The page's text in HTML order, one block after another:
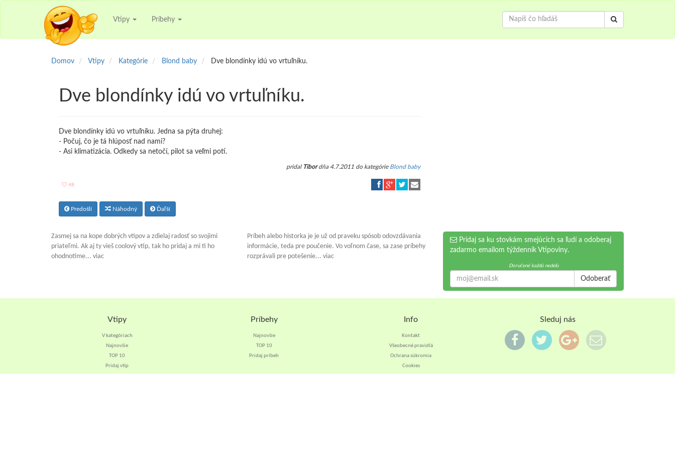
Vtipy Príbehy
Domov Vtipy Kategórie Blond baby Dve blondínky idú vo vrtuľníku.
Dve blondínky idú vo vrtuľníku.
Dve blondínky idú vo vrtuľníku. Jedna sa pýta druhej:
- Počuj, čo je tá hlúposť nad nami?
- Asi klimatizácia. Odkedy sa netočí, pilot sa veľmi potí.
pridal Tibordňa 4.7.2011 do kategórie Blond baby
48
Predošlí Náhodný Ďaľší
Zasmej sa na kope dobrých vtipov a zdielaj radosť so svojimi
priateľmi. Ak aj ty vieš coolový vtip, tak ho pridaj a mi ti ho
ohodnotíme... viac
Príbeh alebo historka je je už od praveku spósob odovzdávania
informácie, teda pre poučenie. Vo voľnom čase, sa zase príbehy
rozprávali pre potešenie... viac
Pridaj sa ku stovkám smejúcich sa ľudí a odoberaj
zadarmo emailom týždenník Vtipoviny.
Doručené každú nedeľu
Odoberať
Vtipy
V kategóriach
Najnovšie
TOP 10
Pridaj vtip
Príbehy
Najnovšie
TOP 10
Pridaj príbeh
Info
Kontakt
Všeobecné pravidlá
Ochrana súkromia
Cookies
Sleduj nás